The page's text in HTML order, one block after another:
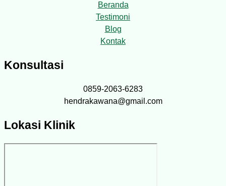
Beranda
Testimoni
Blog
Kontak
Konsultasi
0859-2063-6283
hendrakawana@gmail.com
Lokasi Klinik